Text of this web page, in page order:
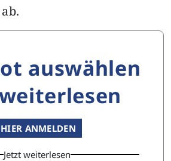
auswählen
HIER ANMELDEN
Jetzt weiterlesen